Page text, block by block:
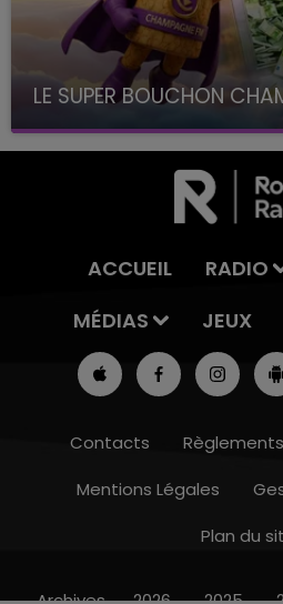
7h00 - 12h00
LE SUPER BOUCHON
avec La Famille Champagne
ACCUEIL RADIO
MÉDIAS
JEUX
Contacts Règlements
Mentions Légales
Plan du